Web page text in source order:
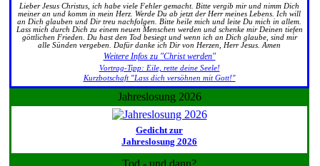
Lieber Jesus Christus, ich habe viele Fehler gemacht. Bitte vergib mir und nimm Dich
meiner an und komm in mein Herz. Werde Du ab jetzt der Herr meines Lebens. Ich will
an Dich glauben und Dir treu nachfolgen. Bitte heile mich und leite Du mich in allem.
Lass mich durch Dich zu einem neuen Menschen werden und schenke mir Deinen tiefen
göttlichen Frieden. Du hast den Tod besiegt und wenn ich an Dich glaube, sind mir
alle Sünden vergeben. Dafür danke ich Dir von Herzen, Herr Jesus. Amen
Weitere Infos zu "Christ werden"
Vortrag-Tipp: Eile, rette deine Seele!
Kurzbotschaft "Lass dich versöhnen mit Gott!"
Jahreslosung 2026
Gedicht zur
Jahreslosung 2026
Tod - und dann?